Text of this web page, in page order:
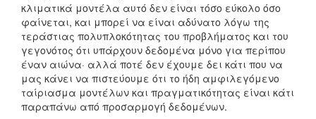
κλιματικά μοντέλα αυτό δεν είναι τόσο εύκολο όσο
φαίνεται, και μπορεί να είναι αδύνατο λόγω της
τεράστιας πολυπλοκότητας του προβλήματος και του
γεγονότος ότι υπάρχουν δεδομένα μόνο για περίπου
έναν αιώνα· αλλά ποτέ δεν έχουμε δει κάτι που να
μας κάνει να πιστεύουμε ότι το ήδη αμφιλεγόμενο
ταίριασμα μοντέλων και πραγματικότητας είναι κάτι
παραπάνω από προσαρμογή δεδομένων.